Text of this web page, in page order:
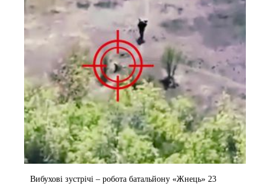
Вибухові зустрічі – робота батальйону «Жнець» 23